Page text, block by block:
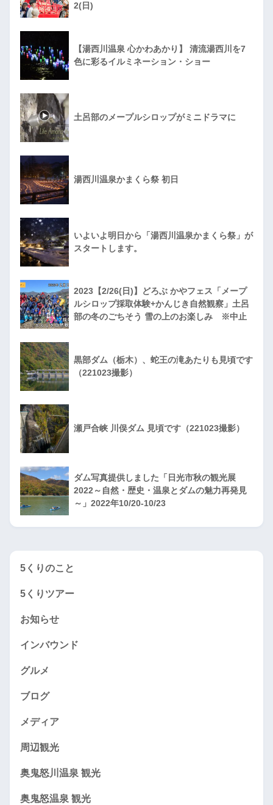
2(日)
【湯西川温泉 心かわあかり】 清流湯西川を7
色に彩るイルミネーション・ショー
土呂部のメープルシロップがミニドラマに
湯西川温泉かまくら祭 初日
いよいよ明日から「湯西川温泉かまくら祭」が
スタートします。
2023【2/26(日)】どろぶ かやフェス「メープ
ルシロップ採取体験+かんじき自然観察」土呂
部の冬のごちそう 雪の上のお楽しみ ※中止
黒部ダム（栃木）、蛇王の滝あたりも見頃です
（221023撮影）
瀬戸合峡 川俣ダム 見頃です（221023撮影）
ダム写真提供しました「日光市秋の観光展
2022～自然・歴史・温泉とダムの魅力再発見
～」2022年10/20-10/23
5くりのこと
5くりツアー
お知らせ
インバウンド
グルメ
ブログ
メディア
周辺観光
奥鬼怒川温泉 観光
奥鬼怒温泉 観光